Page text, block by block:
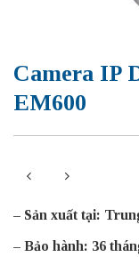
Camera IP
EM600
– Sản xuất tại:
– Bảo hành: 36